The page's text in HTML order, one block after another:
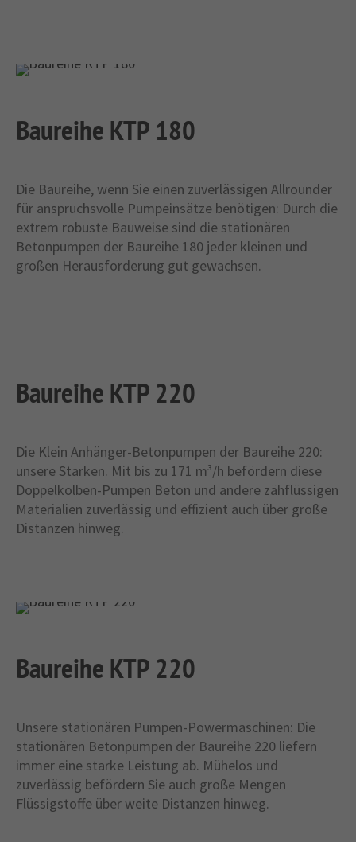
Baureihe KTP 180
Die Baureihe, wenn Sie einen zuverlässigen Allrounder
für anspruchsvolle Pumpeinsätze benötigen: Durch die
extrem robuste Bauweise sind die stationären
Betonpumpen der Baureihe 180 jeder kleinen und
großen Herausforderung gut gewachsen.
Baureihe KTP 220
Die Klein Anhänger-Betonpumpen der Baureihe 220:
unsere Starken. Mit bis zu 171 m³/h befördern diese
Doppelkolben-Pumpen Beton und andere zähflüssigen
Materialien zuverlässig und effizient auch über große
Distanzen hinweg.
Baureihe KTP 220
Unsere stationären Pumpen-Powermaschinen: Die
stationären Betonpumpen der Baureihe 220 liefern
immer eine starke Leistung ab. Mühelos und
zuverlässig befördern Sie auch große Mengen
Flüssigstoffe über weite Distanzen hinweg.